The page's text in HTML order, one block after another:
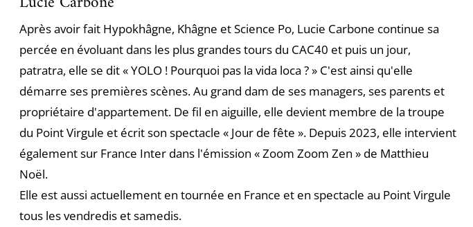
Après avoir fait Hypokhâgne, Khâgne et Science Po, Lucie Carbone continue sa
percée en évoluant dans les plus grandes tours du CAC40 et puis un jour,
patratra, elle se dit « YOLO ! Pourquoi pas la vida loca ? » C'est ainsi qu'elle
démarre ses premières scènes. Au grand dam de ses managers, ses parents et
propriétaire d'appartement. De fil en aiguille, elle devient membre de la troupe
du Point Virgule et écrit son spectacle « Jour de fête ». Depuis 2023, elle intervient
également sur France Inter dans l'émission « Zoom Zoom Zen » de Matthieu
Noël.
Elle est aussi actuellement en tournée en France et en spectacle au Point Virgule
tous les vendredis et samedis.